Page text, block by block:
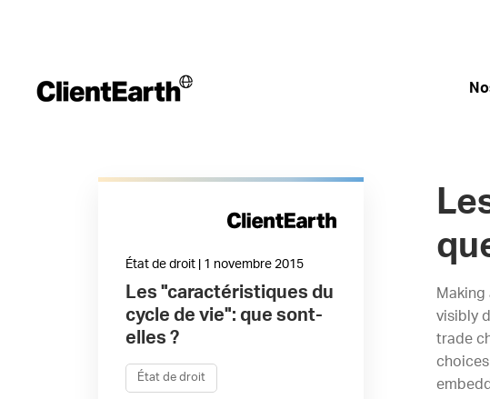
État de droit | 1 novembre 2015
Les "caractéristiques du
cycle de vie": que sont-
elles ?
État de droit
visibly
trade